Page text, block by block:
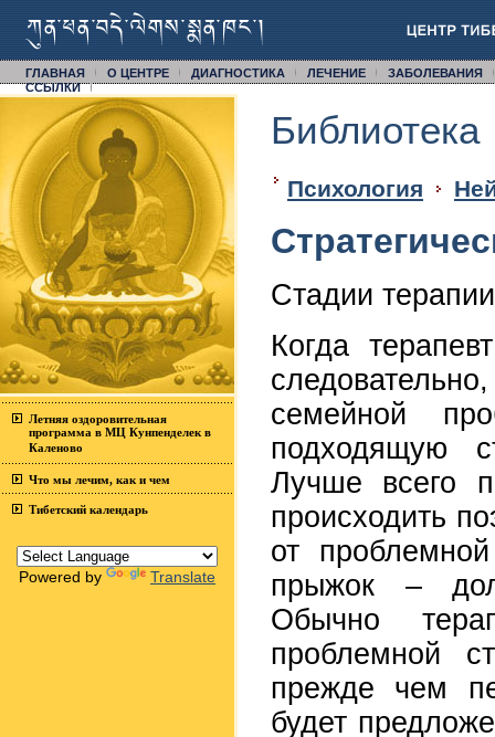
ГЛАВНАЯ О ЦЕНТРЕ ДИАГНОСТИКА ЛЕЧЕНИЕ
ЗАБОЛЕВАНИЯ
CСЫЛКИ
Летняя оздоровительная
программа в МЦ Кунпенделек в
Каленово
Что мы лечим, как и чем
Тибетский календарь
Powered by Translate
Библиотека
Психология
Стадии терапии
Когда
семейной
подходящую
Лучше всего
происходить
от
прыжок –
Обычно
проблемной
прежде чем
будет